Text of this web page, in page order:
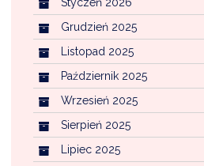
Grudzień 2025
Listopad 2025
Październik 2025
Wrzesień 2025
Sierpień 2025
Lipiec 2025